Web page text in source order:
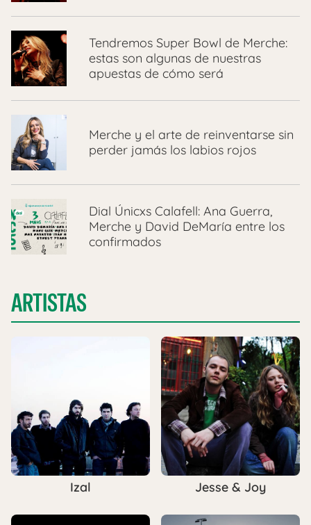
Tendremos Super Bowl de Merche:
estas son algunas de nuestras
apuestas de cómo será
Merche y el arte de reinventarse sin
perder jamás los labios rojos
Dial Únicxs Calafell: Ana Guerra,
Merche y David DeMaría entre los
confirmados
ARTISTAS
Izal Jesse & Joy